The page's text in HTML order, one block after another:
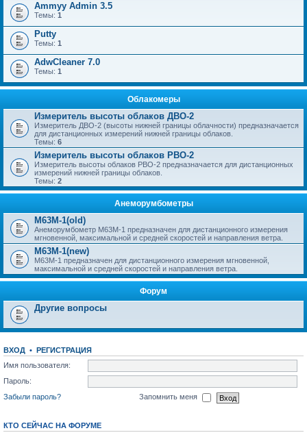
Ammyy Admin 3.5
Темы: 1
Putty
Темы: 1
AdwCleaner 7.0
Темы: 1
Облакомеры
Измеритель высоты облаков ДВО-2
Измеритель ДВО-2 (высоты нижней границы облачности) предназначается
для дистанционных измерений нижней границы облаков.
Темы: 6
Измеритель высоты облаков РВО-2
Измеритель высоты облаков РВО-2 предназначается для дистанционных
измерений нижней границы облаков.
Темы: 2
Анеморумбометры
M63M-1(old)
Анеморумбометр М63М-1 предназначен для дистанционного измерения
мгновенной, максимальной и средней скоростей и направления ветра.
M63M-1(new)
М63М-1 предназначен для дистанционного измерения мгновенной,
максимальной и средней скоростей и направления ветра.
Форум
Другие вопросы
ВХОД • РЕГИСТРАЦИЯ
Имя пользователя:
Пароль:
Забыли пароль?
Запомнить меня
КТО СЕЙЧАС НА ФОРУМЕ